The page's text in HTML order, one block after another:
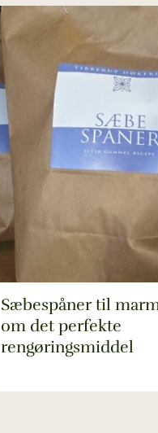
Sæbespåner til
om det perfekte
rengøringsmiddel